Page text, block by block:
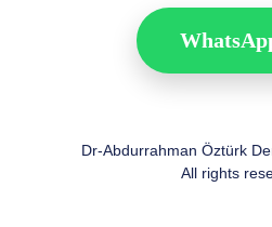
Dr-Abdurrahman Öztürk
All rights